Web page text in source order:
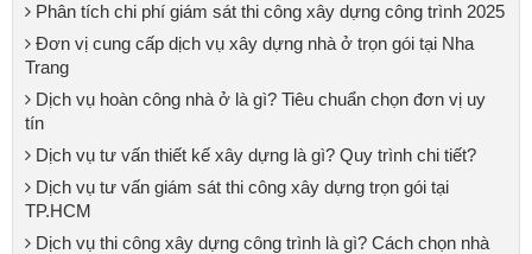
Phân tích chi phí giám sát thi công xây dựng công trình 2025
Đơn vị cung cấp dịch vụ xây dựng nhà ở trọn gói tại Nha
Trang
Dịch vụ hoàn công nhà ở là gì? Tiêu chuẩn chọn đơn vị uy
tín
Dịch vụ tư vấn thiết kế xây dựng là gì? Quy trình chi tiết?
Dịch vụ tư vấn giám sát thi công xây dựng trọn gói tại
TP.HCM
Dịch vụ thi công xây dựng công trình là gì? Cách chọn nhà